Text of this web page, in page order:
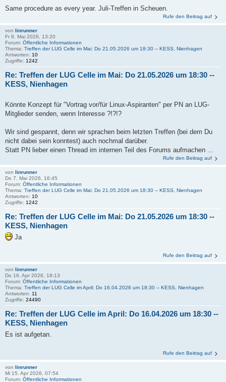
Same procedure as every year. Juli-Treffen in Scheuen.
Rufe den Beitrag auf
von linrunner
Fr 8. Mai 2026, 13:20
Forum: Öffentliche Informationen
Thema: Treffen der LUG Celle im Mai: Do 21.05.2026 um 18:30 -- KESS, Nienhagen
Antworten: 10
Zugriffe: 1242
Re: Treffen der LUG Celle im Mai: Do 21.05.2026 um 18:30 --
KESS, Nienhagen
Könnte Konzept für "Vortrag vor/für Linux-Aspiranten" per PN an LUG-
Mitglieder senden, wenn Interesse ?!?!?
Wir sind gespannt, denn wir sprachen beim letzten Treffen (bei dem Du
nicht dabei sein konntest) auch nochmal darüber.
Statt PN lieber einen Thread im internen Teil des Forums aufmachen ...
Rufe den Beitrag auf
von linrunner
Do 7. Mai 2026, 16:45
Forum: Öffentliche Informationen
Thema: Treffen der LUG Celle im Mai: Do 21.05.2026 um 18:30 -- KESS, Nienhagen
Antworten: 10
Zugriffe: 1242
Re: Treffen der LUG Celle im Mai: Do 21.05.2026 um 18:30 --
KESS, Nienhagen
Ja
Rufe den Beitrag auf
von linrunner
Do 16. Apr 2026, 18:13
Forum: Öffentliche Informationen
Thema: Treffen der LUG Celle im April: Do 16.04.2026 um 18:30 -- KESS, Nienhagen
Antworten: 11
Zugriffe: 24490
Re: Treffen der LUG Celle im April: Do 16.04.2026 um 18:30 --
KESS, Nienhagen
Es ist aufgetan.
Rufe den Beitrag auf
von linrunner
Mi 15. Apr 2026, 07:54
Forum: Öffentliche Informationen